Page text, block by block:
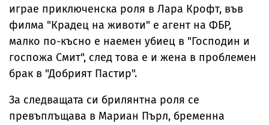
играе приключенска роля в Лара Крофт, във
филма "Крадец на животи" е агент на ФБР,
малко по-късно е наемен убиец в "Господин и
госпожа Смит", след това е и жена в проблемен
брак в "Добрият Пастир".
За следващата си брилянтна роля се
превъплъщава в Мариан Пърл, бременна